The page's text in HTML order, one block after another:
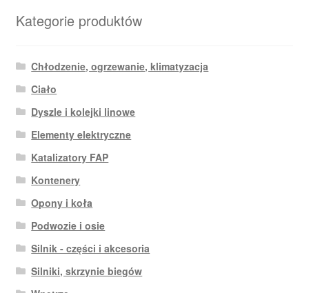
Kategorie produktów
Chłodzenie, ogrzewanie, klimatyzacja
Ciało
Dyszle i kolejki linowe
Elementy elektryczne
Katalizatory FAP
Kontenery
Opony i koła
Podwozie i osie
Silnik - części i akcesoria
Silniki, skrzynie biegów